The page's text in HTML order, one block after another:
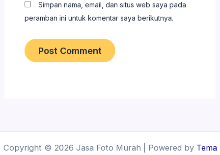
Simpan nama, email, dan situs web saya pada
peramban ini untuk komentar saya berikutnya.
Copyright © 2026 Jasa Foto Murah | Powered by Tema